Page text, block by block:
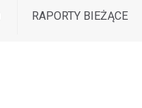
RAPORTY BIEŻĄCE